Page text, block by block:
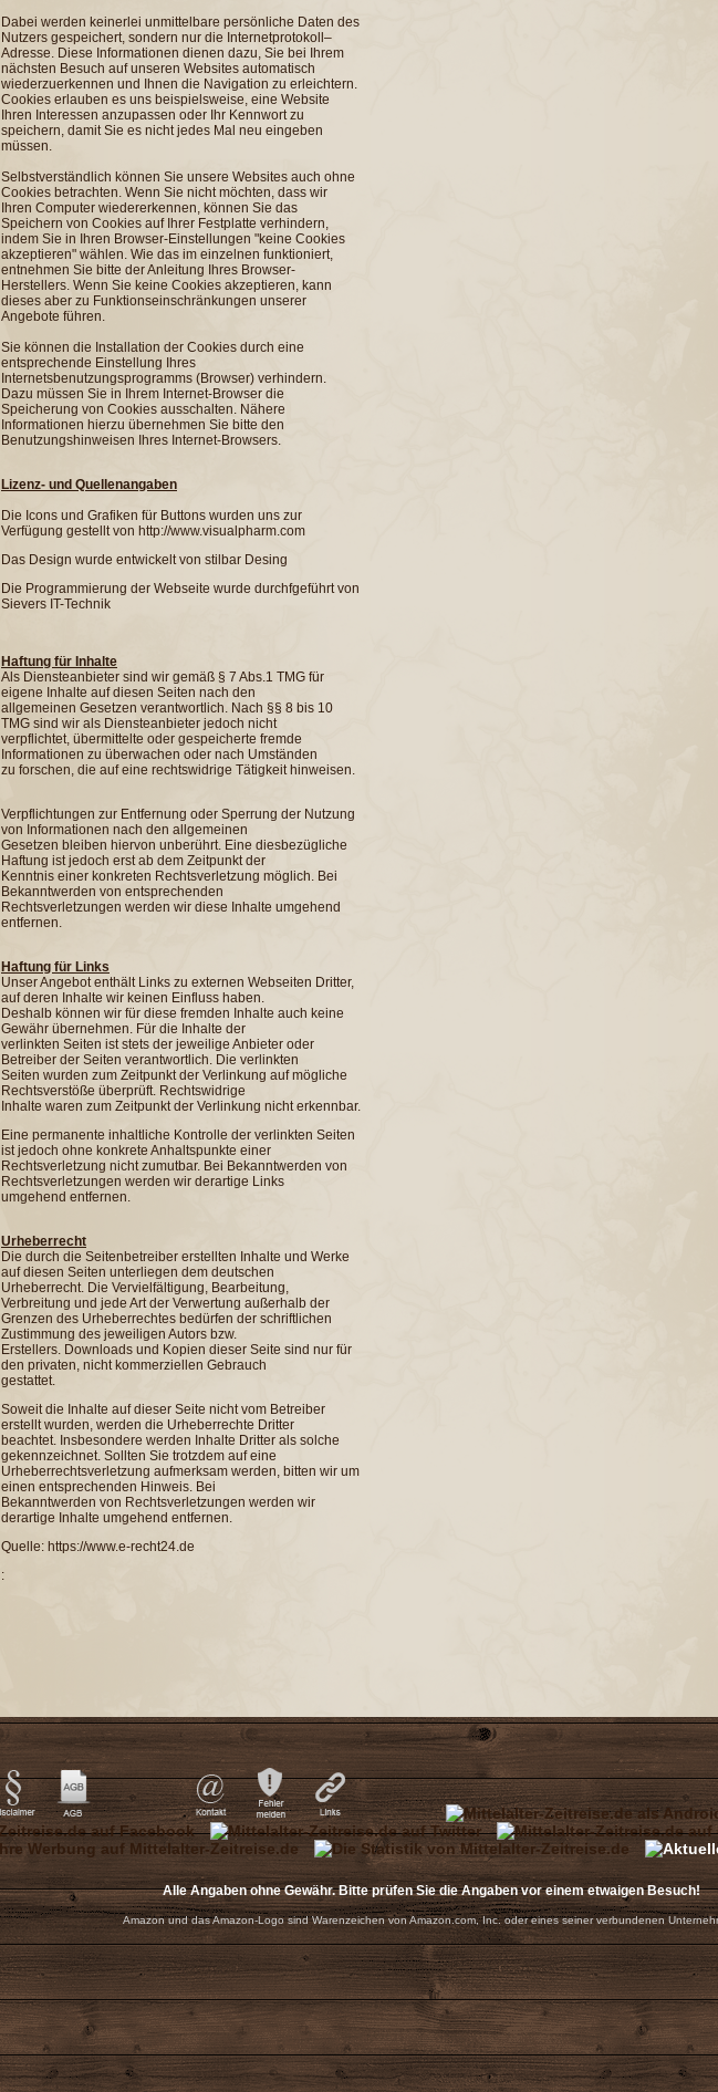
Dabei werden keinerlei unmittelbare persönliche Daten des
Nutzers gespeichert, sondern nur die Internetprotokoll–
Adresse. Diese Informationen dienen dazu, Sie bei Ihrem
nächsten Besuch auf unseren Websites automatisch
wiederzuerkennen und Ihnen die Navigation zu erleichtern.
Cookies erlauben es uns beispielsweise, eine Website
Ihren Interessen anzupassen oder Ihr Kennwort zu
speichern, damit Sie es nicht jedes Mal neu eingeben
müssen.
Selbstverständlich können Sie unsere Websites auch ohne
Cookies betrachten. Wenn Sie nicht möchten, dass wir
Ihren Computer wiedererkennen, können Sie das
Speichern von Cookies auf Ihrer Festplatte verhindern,
indem Sie in Ihren Browser-Einstellungen "keine Cookies
akzeptieren" wählen. Wie das im einzelnen funktioniert,
entnehmen Sie bitte der Anleitung Ihres Browser-
Herstellers. Wenn Sie keine Cookies akzeptieren, kann
dieses aber zu Funktionseinschränkungen unserer
Angebote führen.
Sie können die Installation der Cookies durch eine
entsprechende Einstellung Ihres
Internetsbenutzungsprogramms (Browser) verhindern.
Dazu müssen Sie in Ihrem Internet-Browser die
Speicherung von Cookies ausschalten. Nähere
Informationen hierzu übernehmen Sie bitte den
Benutzungshinweisen Ihres Internet-Browsers.
Lizenz- und Quellenangaben
Die Icons und Grafiken für Buttons wurden uns zur
Verfügung gestellt von http://www.visualpharm.com
Das Design wurde entwickelt von stilbar Desing
Die Programmierung der Webseite wurde durchfgeführt von
Sievers IT-Technik
Haftung für Inhalte
Als Diensteanbieter sind wir gemäß § 7 Abs.1 TMG für
eigene Inhalte auf diesen Seiten nach den
allgemeinen Gesetzen verantwortlich. Nach §§ 8 bis 10
TMG sind wir als Diensteanbieter jedoch nicht
verpflichtet, übermittelte oder gespeicherte fremde
Informationen zu überwachen oder nach Umständen
zu forschen, die auf eine rechtswidrige Tätigkeit hinweisen.
Verpflichtungen zur Entfernung oder Sperrung der Nutzung
von Informationen nach den allgemeinen
Gesetzen bleiben hiervon unberührt. Eine diesbezügliche
Haftung ist jedoch erst ab dem Zeitpunkt der
Kenntnis einer konkreten Rechtsverletzung möglich. Bei
Bekanntwerden von entsprechenden
Rechtsverletzungen werden wir diese Inhalte umgehend
entfernen.
Haftung für Links
Unser Angebot enthält Links zu externen Webseiten Dritter,
auf deren Inhalte wir keinen Einfluss haben.
Deshalb können wir für diese fremden Inhalte auch keine
Gewähr übernehmen. Für die Inhalte der
verlinkten Seiten ist stets der jeweilige Anbieter oder
Betreiber der Seiten verantwortlich. Die verlinkten
Seiten wurden zum Zeitpunkt der Verlinkung auf mögliche
Rechtsverstöße überprüft. Rechtswidrige
Inhalte waren zum Zeitpunkt der Verlinkung nicht erkennbar.
Eine permanente inhaltliche Kontrolle der verlinkten Seiten
ist jedoch ohne konkrete Anhaltspunkte einer
Rechtsverletzung nicht zumutbar. Bei Bekanntwerden von
Rechtsverletzungen werden wir derartige Links
umgehend entfernen.
Urheberrecht
Die durch die Seitenbetreiber erstellten Inhalte und Werke
auf diesen Seiten unterliegen dem deutschen
Urheberrecht. Die Vervielfältigung, Bearbeitung,
Verbreitung und jede Art der Verwertung außerhalb der
Grenzen des Urheberrechtes bedürfen der schriftlichen
Zustimmung des jeweiligen Autors bzw.
Erstellers. Downloads und Kopien dieser Seite sind nur für
den privaten, nicht kommerziellen Gebrauch
gestattet.
Soweit die Inhalte auf dieser Seite nicht vom Betreiber
erstellt wurden, werden die Urheberrechte Dritter
beachtet. Insbesondere werden Inhalte Dritter als solche
gekennzeichnet. Sollten Sie trotzdem auf eine
Urheberrechtsverletzung aufmerksam werden, bitten wir um
einen entsprechenden Hinweis. Bei
Bekanntwerden von Rechtsverletzungen werden wir
derartige Inhalte umgehend entfernen.
Quelle: https://www.e-recht24.de
:
Alle Angaben ohne Gewähr. Bitte prüfen Sie die Angaben vor einem etwaigen Besuch!
Amazon und das Amazon-Logo sind Warenzeichen von Amazon.com, Inc. oder eines seiner verbundenen